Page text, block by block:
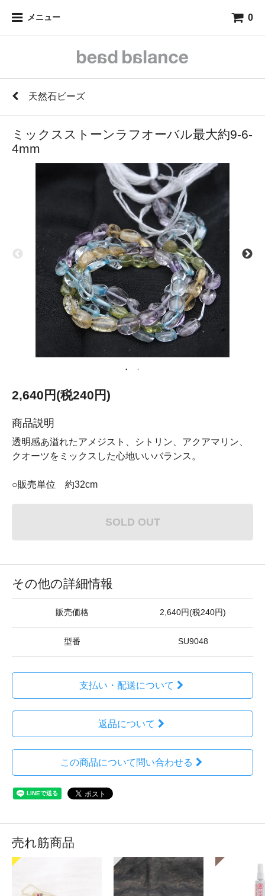
メニュー 0
天然石ビーズ
ミックスストーンラフオーバル最大約9-6-
4mm
2,640円(税240円)
商品説明
透明感あ溢れたアメジスト、シトリン、アクアマリン、
クオーツをミックスした心地いいバランス。
○販売単位 約32cm
SOLD OUT
その他の詳細情報
販売価格 2,640円(税240円)
型番 SU9048
支払い・配送について
返品について
この商品について問い合わせる
売れ筋商品